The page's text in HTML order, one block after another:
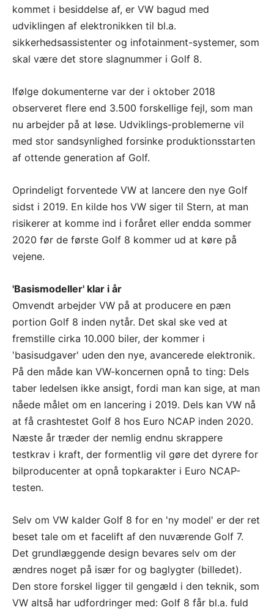
kommet i besiddelse af, er VW bagud med
udviklingen af elektronikken til bl.a.
sikkerhedsassistenter og infotainment-systemer, som
skal være det store slagnummer i Golf 8.
Ifølge dokumenterne var der i oktober 2018
observeret flere end 3.500 forskellige fejl, som man
nu arbejder på at løse. Udviklings-problemerne vil
med stor sandsynlighed forsinke produktionsstarten
af ottende generation af Golf.
Oprindeligt forventede VW at lancere den nye Golf
sidst i 2019. En kilde hos VW siger til Stern, at man
risikerer at komme ind i foråret eller endda sommer
2020 før de første Golf 8 kommer ud at køre på
vejene.
'Basismodeller' klar i år
Omvendt arbejder VW på at producere en pæn
portion Golf 8 inden nytår. Det skal ske ved at
fremstille cirka 10.000 biler, der kommer i
'basisudgaver' uden den nye, avancerede elektronik.
På den måde kan VW-koncernen opnå to ting: Dels
taber ledelsen ikke ansigt, fordi man kan sige, at man
nåede målet om en lancering i 2019. Dels kan VW nå
at få crashtestet Golf 8 hos Euro NCAP inden 2020.
Næste år træder der nemlig endnu skrappere
testkrav i kraft, der formentlig vil gøre det dyrere for
bilproducenter at opnå topkarakter i Euro NCAP-
testen.
Selv om VW kalder Golf 8 for en 'ny model' er der ret
beset tale om et facelift af den nuværende Golf 7.
Det grundlæggende design bevares selv om der
ændres noget på især for og baglygter (billedet).
Den store forskel ligger til gengæld i den teknik, som
VW altså har udfordringer med: Golf 8 får bl.a. fuld